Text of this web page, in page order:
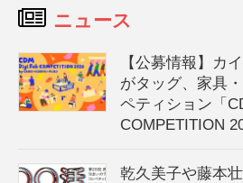
ニュース
【公募情報】カ
がタッグ、家具
ペティション「
COMPETITION
乾久美子や藤本